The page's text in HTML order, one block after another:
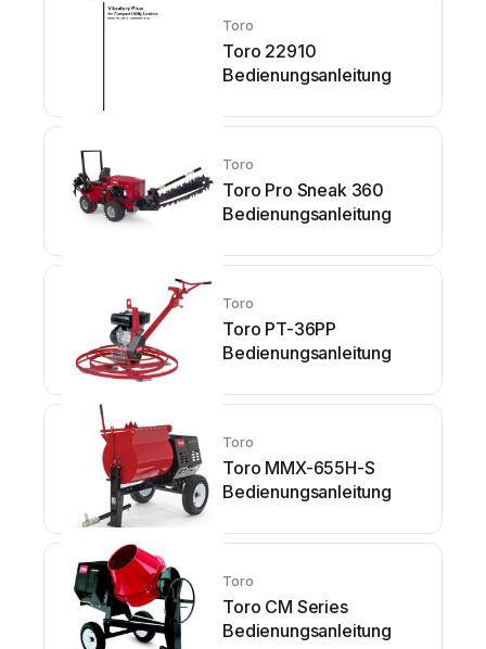
Toro
Toro 22910
Bedienungsanleitung
Toro
Toro Pro Sneak 360
Bedienungsanleitung
Toro
Toro PT-36PP
Bedienungsanleitung
Toro
Toro MMX-655H-S
Bedienungsanleitung
Toro
Toro CM Series
Bedienungsanleitung